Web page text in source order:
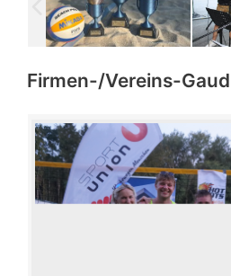
Firmen-/Vereins-